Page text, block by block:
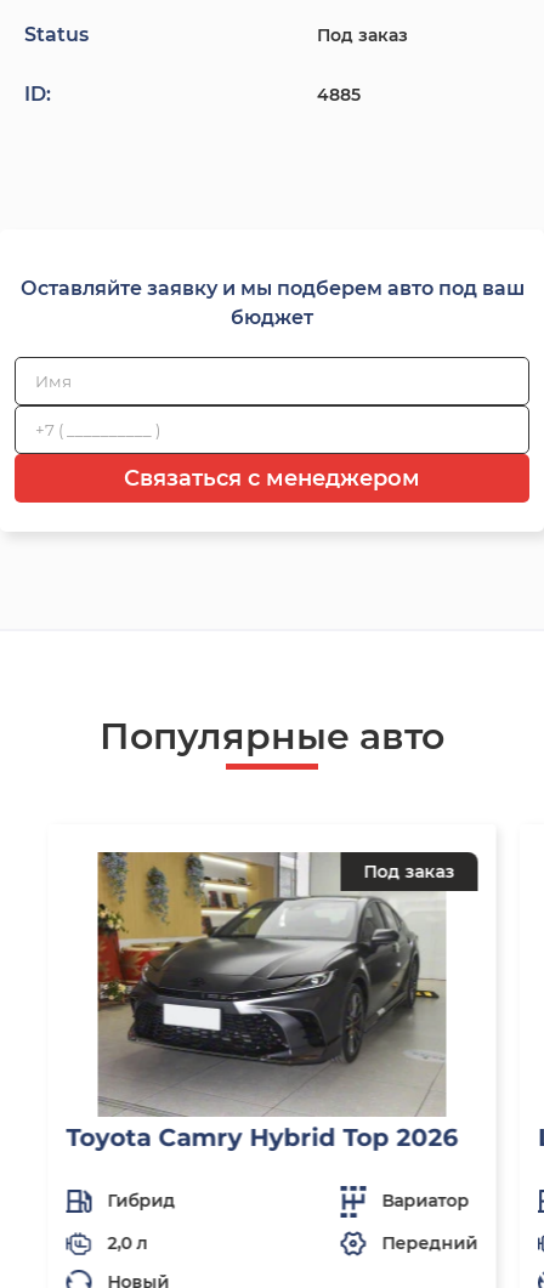
Status Под заказ
ID: 4885
Оставляйте заявку и мы подберем авто под ваш
бюджет
Связаться с менеджером
Популярные авто
Под заказ
Toyota Camry Hybrid Top 2026
Гибрид
Вариатор
2,0 л
Передний
Новый